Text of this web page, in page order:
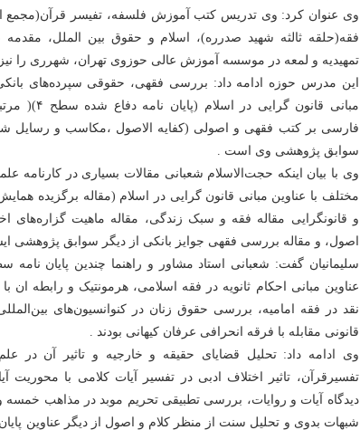
وی عنوان کرد: وی تدریس کتب آموزش فلسفه، تفیسر قرآن(مجمع
فقه(حلقه ثالثه شهید صدرره)، اسلام و حقوق بین الملل،
تمهیدیه و لمعه در موسسه آموزش عالی حوزوی تهران، شهرری را نیز
مبانی قانون
فارسی بر کتب فقهی و اصولی (کفایه الاصول ،مکاسب و رسایل
سوابق پژوهشی وی است .
وی با بیان اینکه حجت‌الاسلام شعبانی مقالات بسیاری در کارنامه
مختلف با عناوین مبانی قانون گرایی در اسلام (مقاله برگزیده
و قانونگرایی مقاله فقه و سبک زندگی، مقاله ماهیت گزاره‌های
اصول، و مقاله بررسی فقهی جوایز بانکی از دیگر سوابق پژوهشی
عناوین مبانی احکام ثانویه در فقه اسلامی، هرمونتیک و رابطه ان
نقد در فقه امامیه، بررسی حقوق زنان در کنوانسیون‌های
قانونی مقابله با فرقه انحرافی عرفان کیهانی بودند .
وی ادامه داد: تحلیل قضایای حقیقه و خارجیه و تاثیر آن در
تفسیرقرآن، تاثیر اختلاف ادبی در تفسیر آیات کلامی با محوریت
دیدگاه آیات و روایات، بررسی تطبیقی تحریم موبد در مذاهب
شبهات بدوی و تحلیل سنت از منظر کلام و اصول از دیگر عناوین